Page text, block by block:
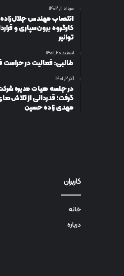
مرداد ۱۱, ۱۴۰۲
انتصاب مهندس جلال‌زاده
كارگروه برون‌سپاری و
توانیر
اسفند ۲۰, ۱۴۰۱
طالبی: فعالیت در حراست
آذر ۲, ۱۴۰۱
در جلسه هیات مدیره شرکت
گرفت؛ قدردانی از
مهدی زاده حسین
کاربران
خانه
درباره